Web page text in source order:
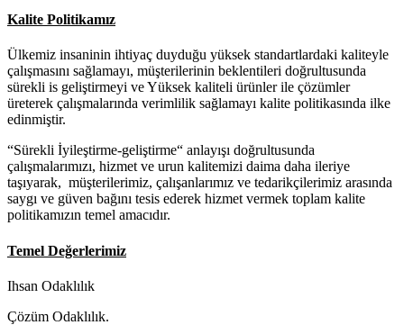
Kalite Politikamız
Ülkemiz insaninin ihtiyaç duyduğu yüksek standartlardaki kaliteyle
çalışmasını sağlamayı, müşterilerinin beklentileri doğrultusunda
sürekli is geliştirmeyi ve Yüksek kaliteli ürünler ile çözümler
üreterek çalışmalarında verimlilik sağlamayı kalite politikasında ilke
edinmiştir.
“Sürekli İyileştirme-geliştirme“ anlayışı doğrultusunda
çalışmalarımızı, hizmet ve urun kalitemizi daima daha ileriye
taşıyarak, müşterilerimiz, çalışanlarımız ve tedarikçilerimiz arasında
saygı ve güven bağını tesis ederek hizmet vermek toplam kalite
politikamızın temel amacıdır.
Temel Değerlerimiz
Ihsan Odaklılık
Çözüm Odaklılık.